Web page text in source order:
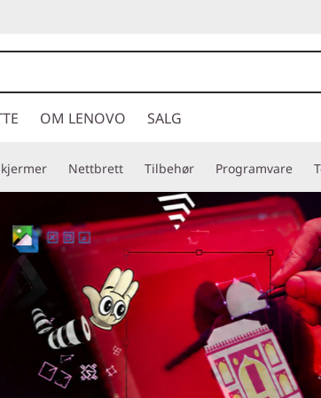
OM LENOVO SALG
Nettbrett Tilbehør Programvare